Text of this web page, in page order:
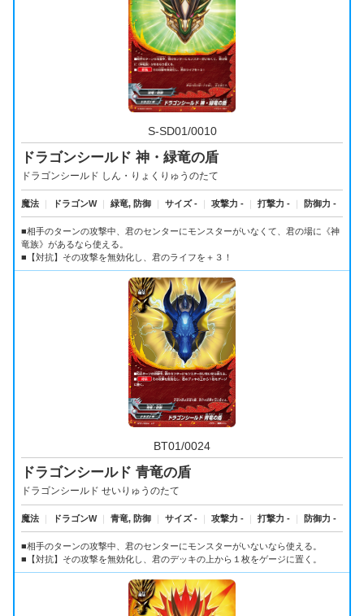
S-SD01/0010
ドラゴンシールド 神・緑竜の盾
ドラゴンシールド しん・りょくりゅうのたて
魔法 ｜ ドラゴンW ｜ 緑竜, 防御 ｜ サイズ - ｜ 攻撃力 - ｜ 打撃力 - ｜ 防御力 -
■相手のターンの攻撃中、君のセンターにモンスターがいなくて、君の場に《神
竜族》があるなら使える。
■【対抗】その攻撃を無効化し、君のライフを＋３！
BT01/0024
ドラゴンシールド 青竜の盾
ドラゴンシールド せいりゅうのたて
魔法 ｜ ドラゴンW ｜ 青竜, 防御 ｜ サイズ - ｜ 攻撃力 - ｜ 打撃力 - ｜ 防御力 -
■相手のターンの攻撃中、君のセンターにモンスターがいないなら使える。
■【対抗】その攻撃を無効化し、君のデッキの上から１枚をゲージに置く。